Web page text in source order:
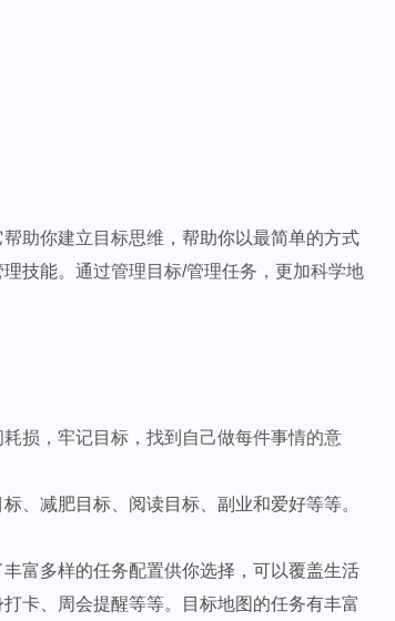
助你建立目标思维， 帮助你以最简单的方式
技能。 通过管理目标/管理任务，更加科学地
损，牢记目标，找到自己做每件事情的意
、减肥目标、阅读目标、副业和爱好等等。
丰富多样的任务配置供你选择，可以覆盖生活
卡、周会提醒等等。目标地图的任务有丰富